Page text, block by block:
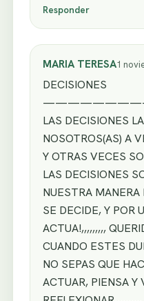
Responder
MARIA TERESA1
DECISIONES
LAS DECISIONES
NOSOTROS(AS) A
Y OTRAS VECES
LAS DECISIONES
NUESTRA MANERA
SE DECIDE, Y POR
ACTUA!,,,,,,,,,
CUANDO ESTES
NO SEPAS QUE
ACTUAR, PIENSA Y